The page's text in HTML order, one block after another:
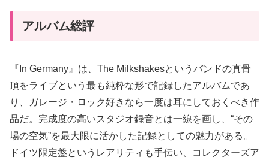
アルバム総評
『In Germany』は、The Milkshakesというバンドの真骨
頂をライブという最も純粋な形で記録したアルバムであ
り、ガレージ・ロック好きなら一度は耳にしておくべき作
品だ。完成度の高いスタジオ録音とは一線を画し、“その
場の空気”を最大限に活かした記録としての魅力がある。
ドイツ限定盤というレアリティも手伝い、コレクターズア